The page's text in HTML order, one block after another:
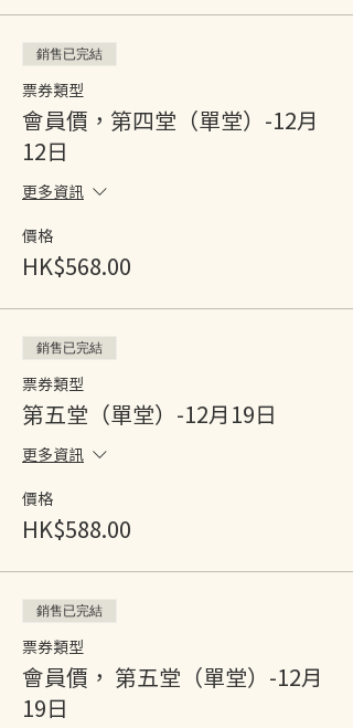
銷售已完結
票券類型
會員價，第四堂（單堂）-12月
12日
更多資訊
價格
HK$568.00
銷售已完結
票券類型
第五堂（單堂）-12月19日
更多資訊
價格
HK$588.00
銷售已完結
票券類型
會員價， 第五堂（單堂）-12月
19日